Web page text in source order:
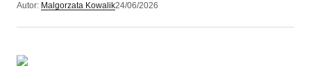
Autor: Malgorzata Kowalik24/06/2026